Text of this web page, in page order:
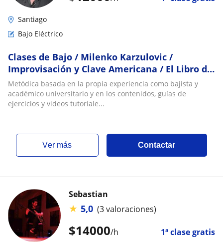
Santiago
Bajo Eléctrico
Clases de Bajo / Milenko Karzulovic /
Improvisación y Clave Americana / El Libro de
las Escalas /
Metódica basada en la propia experiencia como bajista y
académico universitario y en los contenidos, guías de
ejercicios y videos tutoriale...
ver más Contactar
$14000/h 1ª clase gratis
Sebastian
★ 5,0 (3 valoraciones)